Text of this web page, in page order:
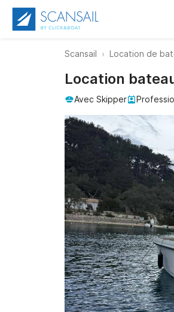
Scansail Location de
Location
Avec Skipper